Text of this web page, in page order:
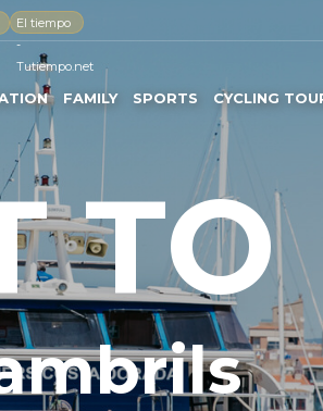
El tiempo
-
Tutiempo.net
FAMILY SPORTS CYCLING
TO